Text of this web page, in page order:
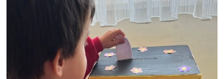
Ulusal Haberler
Teknoloji Haberleri
Siyaset Haberleri